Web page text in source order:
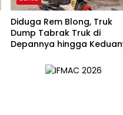
Diduga Rem Blong, Truk
Dump Tabrak Truk di
Depannya hingga